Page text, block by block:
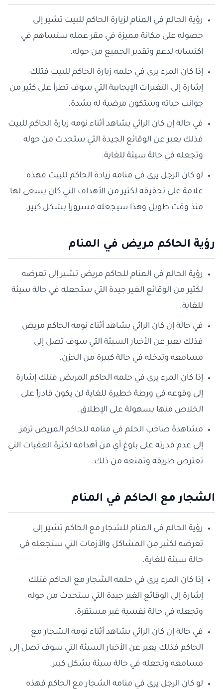
رؤية الحالم في المنام لزيارة الحاكم للبيت تشير إلى
حصوله على مكانة مميزة في مقر عمله ستساهم في
اكتسابه لدعم وتقدير الجميع من حوله.
إذا كان المرء يرى في حلمه زيارة الحاكم للبيت فتلك
إشارة إلى التغيرات الإيجابية التي سوف تطرأ على كثير من
جوانب حياته وستكون مرضية له بشدة.
في حالة إن كان الرائي يشاهد أثناء نومه زيارة الحاكم للبيت
فذلك يعبر عن الوقائع الجيدة التي ستحدث من حوله
وتجعله في حالة سيئة للغاية.
لو كان الرجل يرى في منامه زيادة الحاكم للبيت فهذه
علامة على تحقيقه لكثير من الأهداف التي كان يسعى لها
منذ وقت طويل وهذا سيجعله مسروراً بشكل كبير.
رؤية الحاكم مريض في المنام
رؤية الحالم في المنام للحاكم مريض تشير إلى تعرضه
لكثير من الوقائع الغير جيدة التي ستجعله في حالة سيئة
للغاية.
في حالة إن كان الرائي يشاهد أثناء نومه الحاكم مريض
فذلك يعبر عن الأخبار السيئة التي سوف تصل إلى
مسامعه وتدخله في حالة كبيرة من الحزن.
إذا كان المرء يرى في حلمه الحاكم المريض فتلك إشارة
إلى وقوعه في ورطة خطيرة للغاية لن يكون قادراً على
الخلاص منها بسهولة على الإطلاق.
مشاهدة صاحب الحلم في منامه للحاكم المريض ترمز
إلى عدم قدرته على بلوغ أي من أهدافه لكثرة العقبات التي
تعترض طريقه وتمنعه من ذلك.
الشجار مع الحاكم في المنام
رؤية الحالم في المنام للشجار مع الحاكم تشير إلى
تعرضه لكثير من المشاكل والأزمات التي ستجعله في
حالة سيئة للغاية.
إذا كان المرء يرى في حلمه الشجار مع الحاكم فتلك
إشارة إلى الوقائع الغير جيدة التي ستحدث من حوله
وتجعله في حالة نفسية غير مستقرة.
في حالة إن كان الرائي يشاهد أثناء نومه الشجار مع
الحاكم فذلك يعبر عن الأخبار السيئة التي سوف تصل إلى
مسامعه وتجعله في حالة سيئة بشكل كبير.
لو كان الرجل يرى في منامه الشجار مع الحاكم فهذه